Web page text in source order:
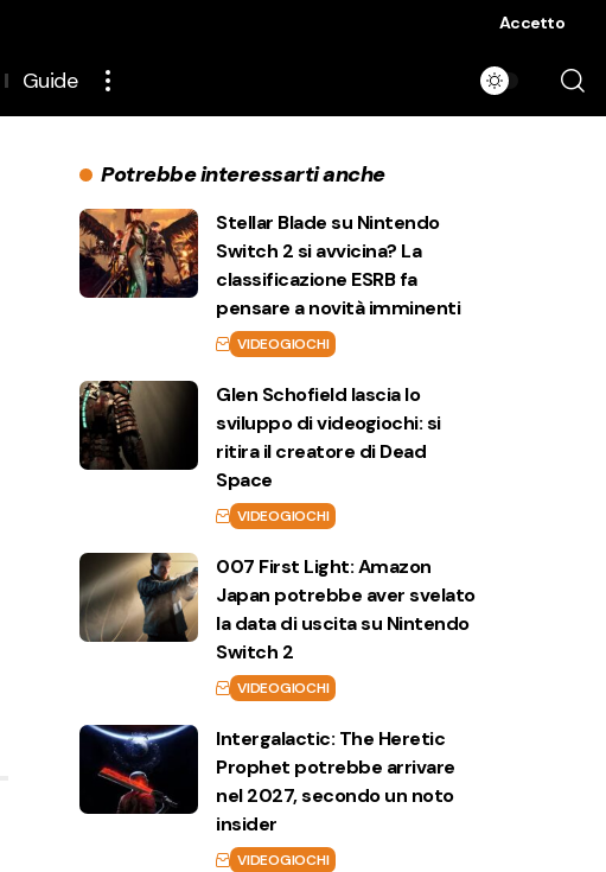
Accetto
Guide
Potrebbe interessarti anche
Stellar Blade su Nintendo
Switch 2 si avvicina? La
classificazione ESRB fa
pensare a novità imminenti
VIDEOGIOCHI
Glen Schofield lascia lo
sviluppo di videogiochi: si
ritira il creatore di Dead
Space
VIDEOGIOCHI
007 First Light: Amazon
Japan potrebbe aver svelato
la data di uscita su Nintendo
Switch 2
VIDEOGIOCHI
Intergalactic: The Heretic
Prophet potrebbe arrivare
nel 2027, secondo un noto
insider
VIDEOGIOCHI